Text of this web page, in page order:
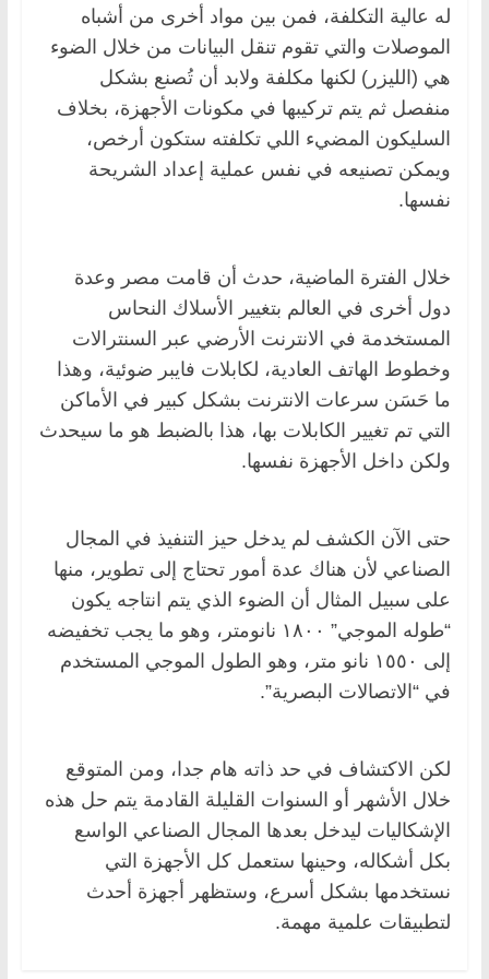
له عالية التكلفة، فمن بين مواد أخرى من أشباه
الموصلات والتي تقوم تنقل البيانات من خلال الضوء
هي (الليزر) لكنها مكلفة ولابد أن تُصنع بشكل
منفصل ثم يتم تركيبها في مكونات الأجهزة، بخلاف
السليكون المضيء اللي تكلفته ستكون أرخص،
ويمكن تصنيعه في نفس عملية إعداد الشريحة
نفسها.
خلال الفترة الماضية، حدث أن قامت مصر وعدة
دول أخرى في العالم بتغيير الأسلاك النحاس
المستخدمة في الانترنت الأرضي عبر السنترالات
وخطوط الهاتف العادية، لكابلات فايبر ضوئية، وهذا
ما حَسَن سرعات الانترنت بشكل كبير في الأماكن
التي تم تغيير الكابلات بها، هذا بالضبط هو ما سيحدث
ولكن داخل الأجهزة نفسها.
حتى الآن الكشف لم يدخل حيز التنفيذ في المجال
الصناعي لأن هناك عدة أمور تحتاج إلى تطوير، منها
على سبيل المثال أن الضوء الذي يتم انتاجه يكون
“طوله الموجي” ١٨٠٠ نانومتر، وهو ما يجب تخفيضه
إلى ١٥٥٠ نانو متر، وهو الطول الموجي المستخدم
في “الاتصالات البصرية”.
لكن الاكتشاف في حد ذاته هام جدا، ومن المتوقع
خلال الأشهر أو السنوات القليلة القادمة يتم حل هذه
الإشكاليات ليدخل بعدها المجال الصناعي الواسع
بكل أشكاله، وحينها ستعمل كل الأجهزة التي
نستخدمها بشكل أسرع، وستظهر أجهزة أحدث
لتطبيقات علمية مهمة.